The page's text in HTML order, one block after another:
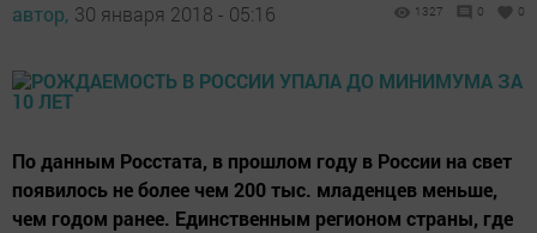
автор, 30 января 2018 - 05:16 1327 0 0
По данным Росстата, в прошлом году в России на свет
появилось не более чем 200 тыс. младенцев меньше,
чем годом ранее. Единственным регионом страны, где